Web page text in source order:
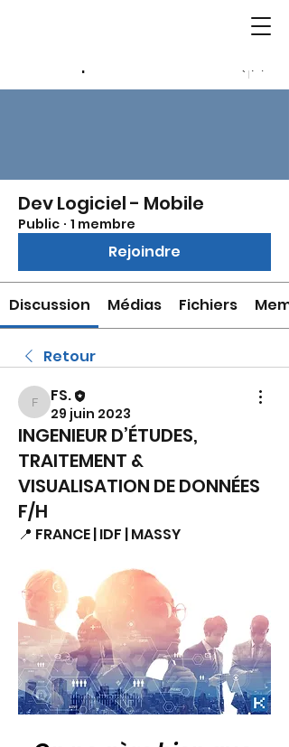
Dev Logiciel - Mobile
Public · 1 membre
Rejoindre
Discussion Médias Fichiers
Retour
FS.
FS.
29 juin 2023
INGENIEUR D’ÉTUDES,
TRAITEMENT &
VISUALISATION DE DONNÉES
F/H
📍 FRANCE | IDF | MASSY